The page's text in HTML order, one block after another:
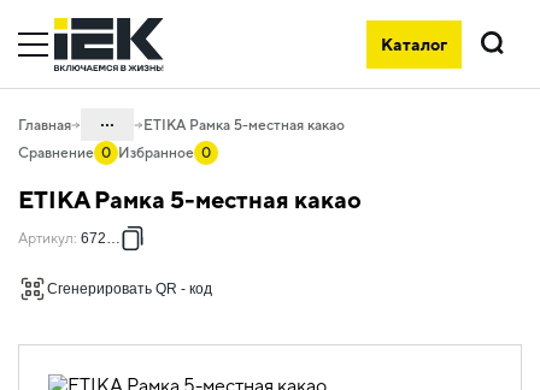
Каталог
Поиск
Главная ...
удлинители и силовые разъемы
06.01 Электроустановочные изделия
изделия скрытого монтажа ETIKA
06.01.13.12 Рамки пластиковые ETIKA
ETIKA Рамка 5-местная какао
Сравнение 0 Избранное 0
ETIKA Рамка 5-местная какао
Артикул: 672575
Сгенерировать QR - код